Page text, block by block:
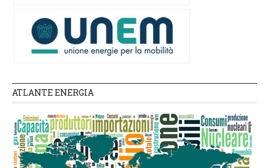
ATLANTE ENERGIA